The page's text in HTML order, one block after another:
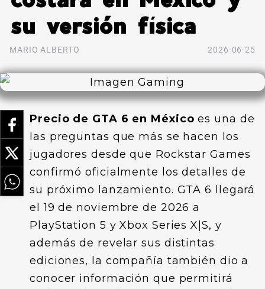
su versión física
MARIO ALBERTO 2026-06-25
Precio de GTA 6 en México es una de
las preguntas que más se hacen los
jugadores desde que Rockstar Games
confirmó oficialmente los detalles de
su próximo lanzamiento. GTA 6 llegará
el 19 de noviembre de 2026 a
PlayStation 5 y Xbox Series X|S, y
además de revelar sus distintas
ediciones, la compañía también dio a
conocer información que permitirá